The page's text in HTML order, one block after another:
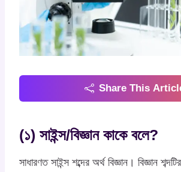
Share This
(১) সাইন্স/বিজ্ঞান কাকে বলে?
সাধারণত সাইন্স শব্দের অর্থ বিজ্ঞান। বিজ্ঞান